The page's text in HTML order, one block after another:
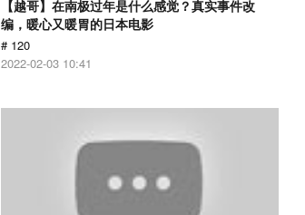
【越哥】在南极过年是什么感觉？真实事件改
编，暖心又暖胃的日本电影
# 120
2022-02-03 10:41